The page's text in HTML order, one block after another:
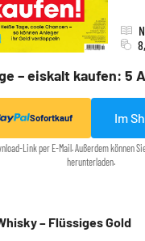
– eiskalt kaufen: 5
Sofortkauf Im
Link per E-Mail. Außerdem können
herunterladen.
– Flüssiges Gold